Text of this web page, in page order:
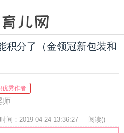
积分了（金领冠新包装和
优秀作者
师
时间：2019-04-24 13:36:27 阅读()